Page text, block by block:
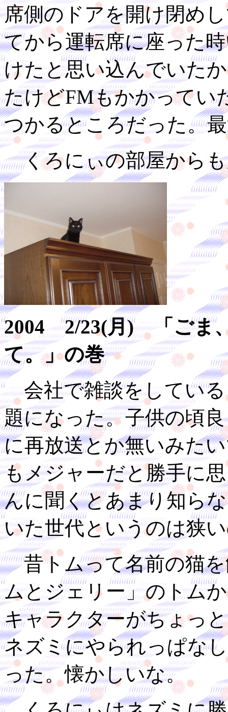
席側のドアを開け閉め
てから運転席に座った
けたと思い込んでいた
たけどFMもかかってい
つかるところだった。
くろにぃの部屋からも
2004 2/23(月) 「ごま
て。」の巻
会社で雑談をしている
題になった。子供の頃
に再放送とか無いみた
もメジャーだと勝手に
んに聞くとあまり知ら
いた世代というのは狭
昔トムって名前の猫を
ムとジェリー」のトム
キャラクターがちょっ
ネズミにやられっぱな
った。懐かしいな。